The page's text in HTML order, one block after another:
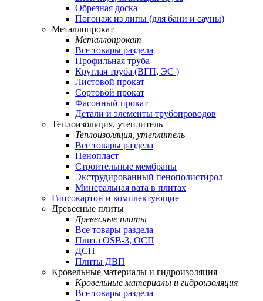
Обрезная доска
Погонаж из липы (для бани и сауны)
Металлопрокат
Металлопрокат
Все товары раздела
Профильная труба
Круглая труба (ВГП, ЭС )
Листовой прокат
Сортовой прокат
Фасонный прокат
Детали и элементы трубопроводов
Теплоизоляция, утеплитель
Теплоизоляция, утеплитель
Все товары раздела
Пенопласт
Строительные мембраны
Экструдированный пенополистирол
Минеральная вата в плитах
Гипсокартон и комплектующие
Древесные плиты
Древесные плиты
Все товары раздела
Плита OSB-3, ОСП
ДСП
Плиты ДВП
Кровельные материалы и гидроизоляция
Кровельные материалы и гидроизоляция
Все товары раздела